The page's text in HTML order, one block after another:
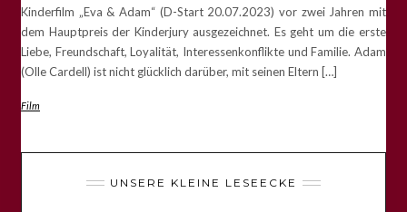
Kinderfilm „Eva & Adam“ (D-Start 20.07.2023) vor zwei Jahren mit
dem Hauptpreis der Kinderjury ausgezeichnet. Es geht um die erste
Liebe, Freundschaft, Loyalität, Interessenkonflikte und Familie. Adam
(Olle Cardell) ist nicht glücklich darüber, mit seinen Eltern […]
Film
UNSERE KLEINE LESEECKE